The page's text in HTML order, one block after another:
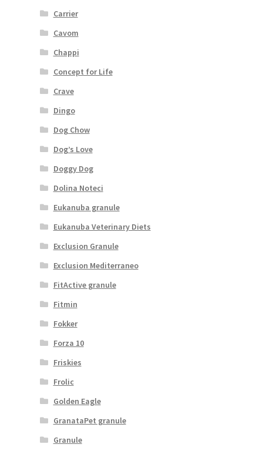
Carrier
Cavom
Chappi
Concept for Life
Crave
Dingo
Dog Chow
Dog’s Love
Doggy Dog
Dolina Noteci
Eukanuba granule
Eukanuba Veterinary Diets
Exclusion Granule
Exclusion Mediterraneo
FitActive granule
Fitmin
Fokker
Forza 10
Friskies
Frolic
Golden Eagle
GranataPet granule
Granule